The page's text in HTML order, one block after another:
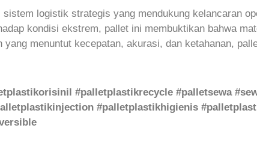
logistik strategis yang mendukung kelancaran
kondisi ekstrem, pallet ini membuktikan bahwa
menuntut kecepatan, akurasi, dan ketahanan,
#palletplastikrecycle #palletsewa
#palletplastikhigienis